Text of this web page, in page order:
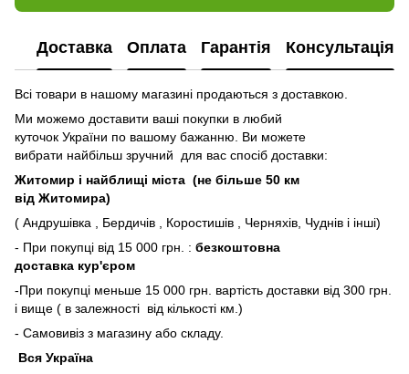
Доставка Оплата Гарантія Консультація
Всі товари в нашому магазині продаються з доставкою.
Ми можемо доставити ваші покупки в любий
куточок України по вашому бажанню. Ви можете
вибрати найбільш зручний для вас спосіб доставки:
Житомир і найблищі міста (не більше 50 км
від Житомира)
( Андрушівка , Бердичів , Коростишів , Черняхів, Чуднів і інші)
- При покупці від 15 000 грн. : безкоштовна
доставка кур'єром
-При покупці меньше 15 000 грн. вартість доставки від 300 грн.
і вище ( в залежності від кількості км.)
- Самовивіз з магазину або складу.
Вся Україна